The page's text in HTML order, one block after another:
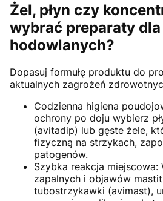
Żel, płyn czy
wybrać preparaty
hodowlanych?
Dopasuj formułę produktu do
aktualnych zagrożeń
Codzienna higiena
ochrony po doju wybierz
(avitadip) lub gęste żele,
fizyczną na strzykach,
patogenów.
Szybka reakcja
zapalnych i objawów
tubostrzykawki (avimast),